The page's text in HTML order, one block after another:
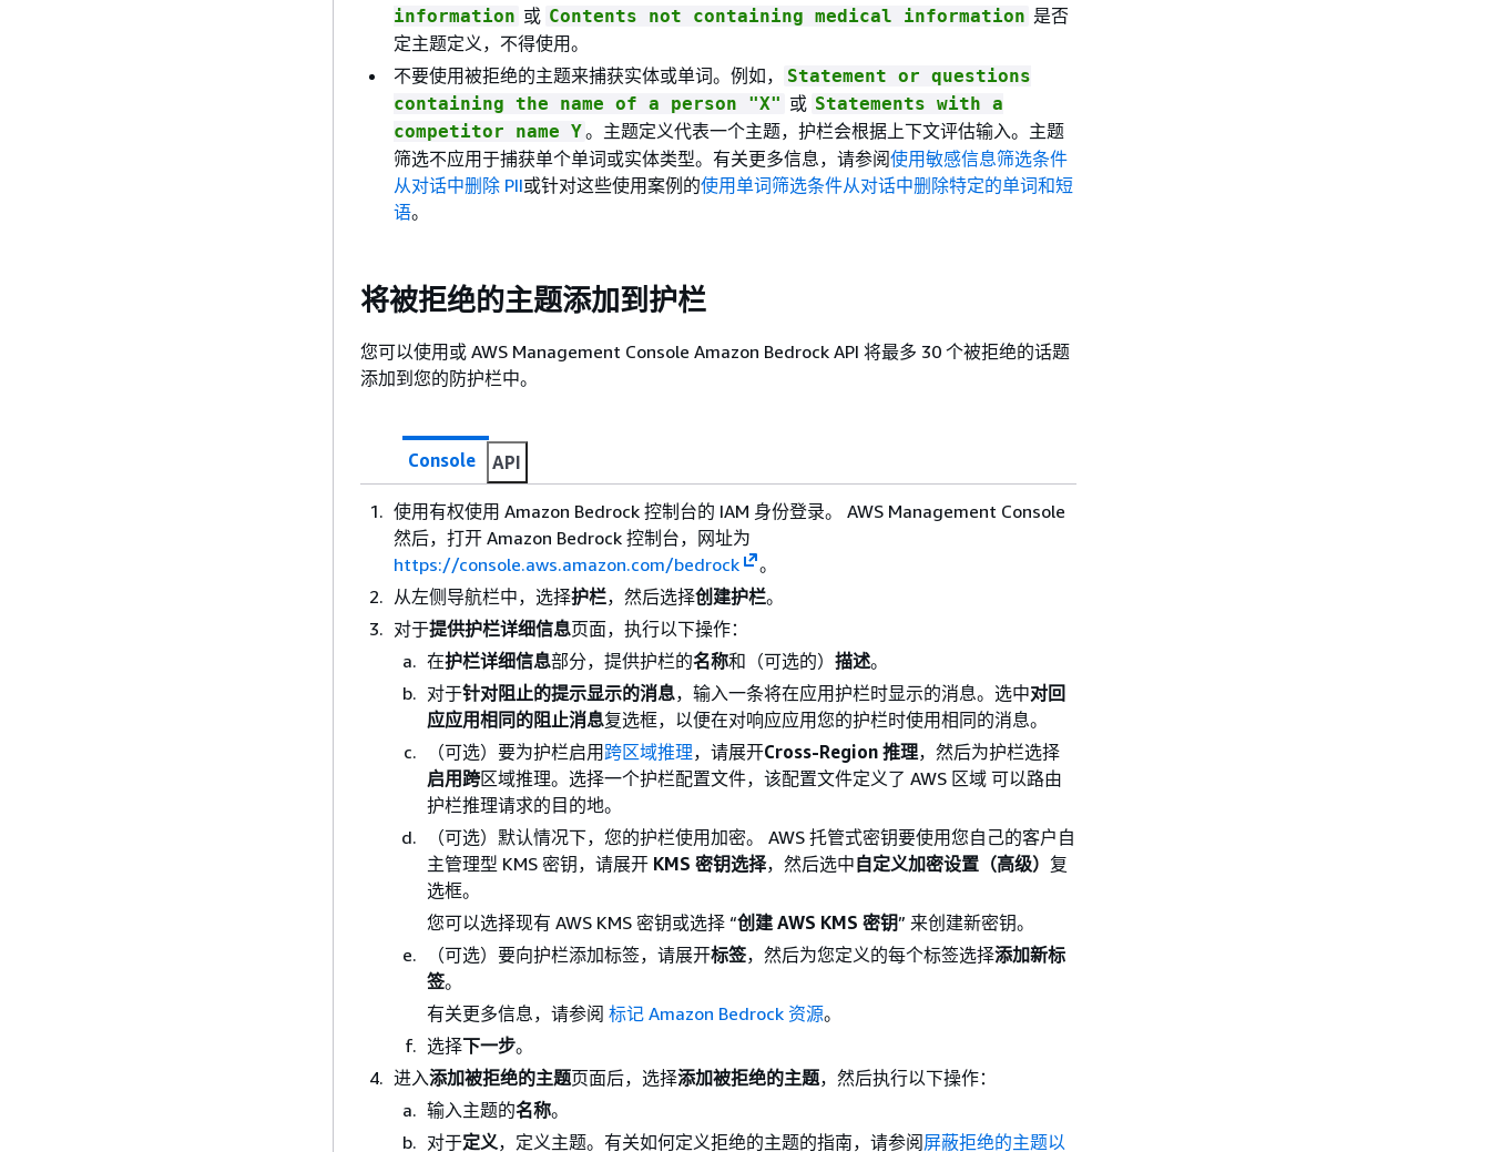
information 或 Contents not containing medical information 是否
定主题定义，不得使用。
不要使用被拒绝的主题来捕获实体或单词。例如，
Statement or questions
containing the name of a person "X" 或 Statements with a
competitor name Y。主题定义代表一个主题，护栏会根据上下文评估输入。主题
筛选不应用于捕获单个单词或实体类型。有关更多信息，请参阅使用敏感信息筛选条件
从对话中删除 PII或针对这些使用案例的使用单词筛选条件从对话中删除特定的单词和短
语。
将被拒绝的主题添加到护栏
您可以使用或 AWS Management Console Amazon Bedrock API 将最多 30 个被拒绝的话题
添加到您的防护栏中。
Console API
使用有权使用 Amazon Bedrock 控制台的 IAM 身份登录。 AWS Management Console
然后，打开 Amazon Bedrock 控制台，网址为
https://console.aws.amazon.com/bedrock
。
从左侧导航栏中，选择护栏，然后选择创建护栏。
对于提供护栏详细信息页面，执行以下操作：
在护栏详细信息部分，提供护栏的名称和（可选的） 描述。
对于针对阻止的提示显示的消息，输入一条将在应用护栏时显示的消息。选中对回
应应用相同的阻止消息复选框，以便在对响应应用您的护栏时使用相同的消息。
（可选）要为护栏启用 跨区域推理，请展开Cross-Region 推理，然后为护栏选择
启用跨区域推理。选择一个护栏配置文件，该配置文件定义了 AWS 区域 可以路由
护栏推理请求的目的地。
（可选）默认情况下，您的护栏使用加密。 AWS 托管式密钥要使用您自己的客户自
主管理型 KMS 密钥，请展开 KMS 密钥选择，然后选中自定义加密设置（高级） 复
选框。
您可以选择现有 AWS KMS 密钥或选择 “创建 AWS KMS 密钥” 来创建新密钥。
（可选）要向护栏添加标签，请展开标签，然后为您定义的每个标签选择添加新标
签。
有关更多信息，请参阅 标记 Amazon Bedrock 资源。
选择下一步。
进入添加被拒绝的主题页面后，选择添加被拒绝的主题，然后执行以下操作：
输入主题的名称。
对于定义，定义主题。有关如何定义拒绝的主题的指南，请参阅屏蔽拒绝的主题以